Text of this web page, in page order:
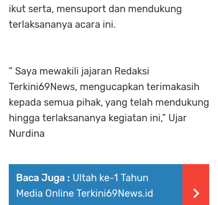
ikut serta, mensuport dan mendukung
terlaksananya acara ini.
” Saya mewakili jajaran Redaksi
Terkini69News, mengucapkan terimakasih
kepada semua pihak, yang telah mendukung
hingga terlaksananya kegiatan ini,” Ujar
Nurdina
Baca Juga : Ultah ke-1 Tahun
Media Online Terkini69News.id